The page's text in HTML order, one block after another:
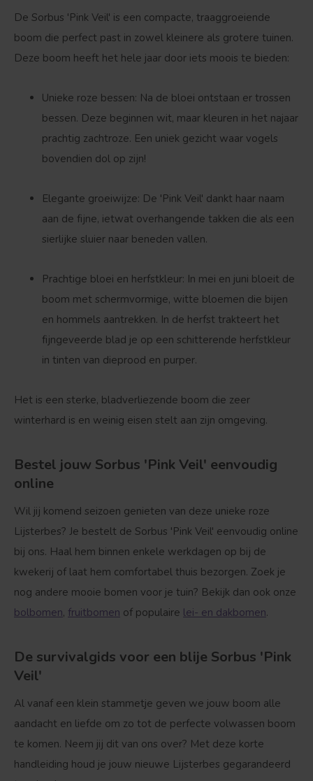
De Sorbus 'Pink Veil' is een compacte, traaggroeiende
boom die perfect past in zowel kleinere als grotere tuinen.
Deze boom heeft het hele jaar door iets moois te bieden:
Unieke roze bessen: Na de bloei ontstaan er trossen
bessen. Deze beginnen wit, maar kleuren in het najaar
prachtig zachtroze. Een uniek gezicht waar vogels
bovendien dol op zijn!
Elegante groeiwijze: De 'Pink Veil' dankt haar naam
aan de fijne, ietwat overhangende takken die als een
sierlijke sluier naar beneden vallen.
Prachtige bloei en herfstkleur: In mei en juni bloeit de
boom met schermvormige, witte bloemen die bijen
en hommels aantrekken. In de herfst trakteert het
fijngeveerde blad je op een schitterende herfstkleur
in tinten van dieprood en purper.
Het is een sterke, bladverliezende boom die zeer
winterhard is en weinig eisen stelt aan zijn omgeving.
Bestel jouw Sorbus 'Pink Veil' eenvoudig
online
Wil jij komend seizoen genieten van deze unieke roze
Lijsterbes? Je bestelt de Sorbus 'Pink Veil' eenvoudig online
bij ons. Haal hem binnen enkele werkdagen op bij de
kwekerij of laat hem comfortabel thuis bezorgen. Zoek je
nog andere mooie bomen voor je tuin? Bekijk dan ook onze
bolbomen, fruitbomen of populaire lei- en dakbomen.
De survivalgids voor een blije Sorbus 'Pink
Veil'
Al vanaf een klein stammetje geven we jouw boom alle
aandacht en liefde om zo tot de perfecte volwassen boom
te komen. Neem jij dit van ons over? Met deze korte
handleiding houd je jouw nieuwe Lijsterbes gegarandeerd
Bolvorm